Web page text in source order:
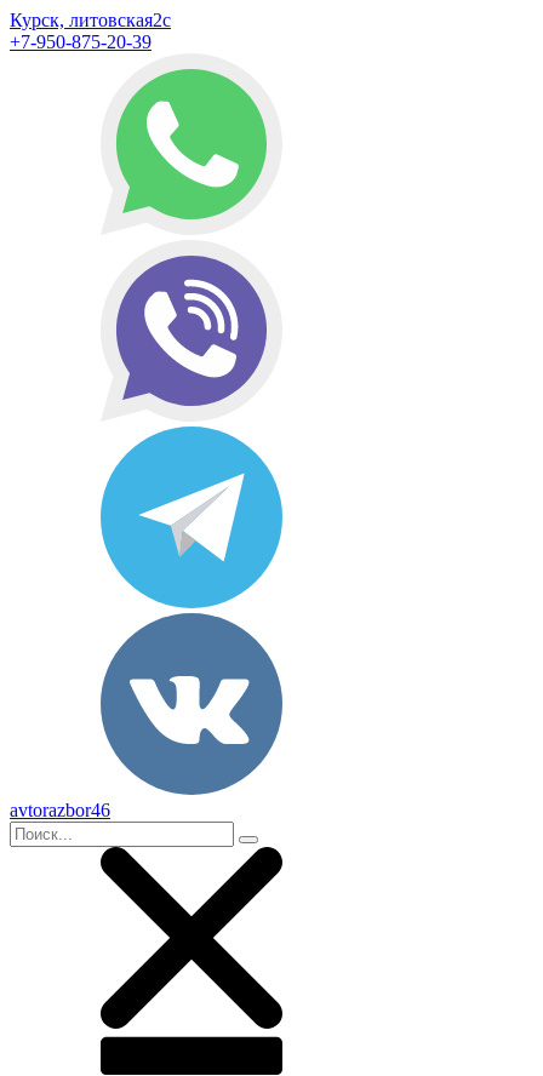
Курск, литовская2с
+7-950-875-20-39
avtorazbor46